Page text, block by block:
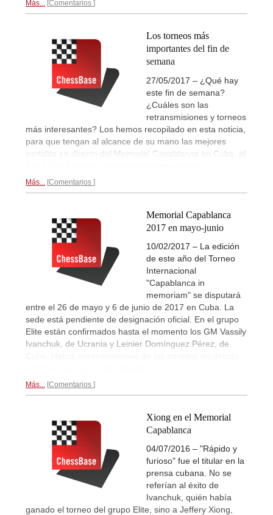
Más... Comentarios
Los torneos más
importantes del fin de
semana
27/05/2017 – ¿Qué hay
este fin de semana?
¿Cuáles son las
retransmisiones y torneos
más interesantes? Los hemos recopilado en esta noticia,
para que tengan al alcance de su mano las mejores
partidas en directo del Memorial Capablanca en Cuba, el
Más... Comentarios
Memorial Capablanca
2017 en mayo-junio
10/02/2017 – La edición
de este año del Torneo
Internacional
"Capablanca in
memoriam" se disputará
entre el 26 de mayo y 6 de junio de 2017 en Cuba. La
sede está pendiente de designación oficial. En el grupo
Elite están confirmados hasta el momento los GM Vassily
Ivanchuk, de Ucrania y Leinier Domínguez Pérez, de
Más... Comentarios
Xiong en el Memorial
Capablanca
04/07/2016 – "Rápido y
furioso" fue el titular en la
prensa cubana. No se
referían al éxito de
Ivanchuk, quién había
ganado el torneo del grupo Elite, sino a Jeffery Xiong,